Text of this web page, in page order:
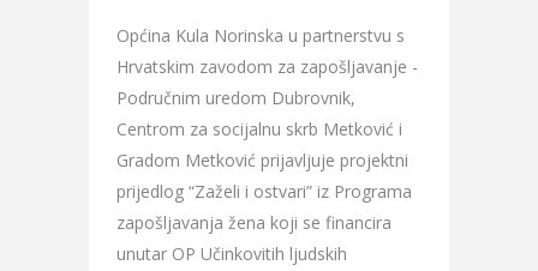
Općina Kula Norinska u partnerstvu s
Hrvatskim zavodom za zapošljavanje -
Područnim uredom Dubrovnik,
Centrom za socijalnu skrb Metković i
Gradom Metković prijavljuje projektni
prijedlog “Zaželi i ostvari” iz Programa
zapošljavanja žena koji se financira
unutar OP Učinkovitih ljudskih